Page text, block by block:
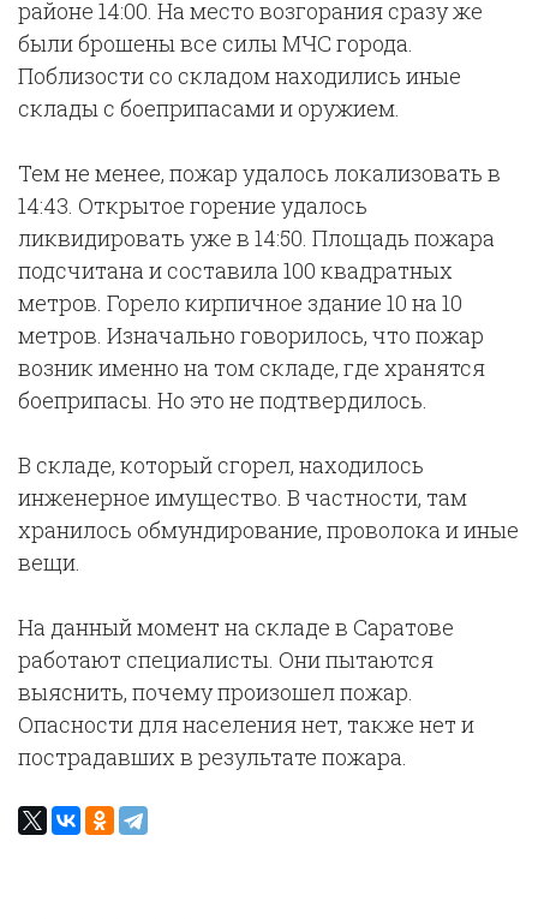
районе 14:00. На место возгорания сразу же
были брошены все силы МЧС города.
Поблизости со складом находились иные
склады с боеприпасами и оружием.
Тем не менее, пожар удалось локализовать в
14:43. Открытое горение удалось
ликвидировать уже в 14:50. Площадь пожара
подсчитана и составила 100 квадратных
метров. Горело кирпичное здание 10 на 10
метров. Изначально говорилось, что пожар
возник именно на том складе, где хранятся
боеприпасы. Но это не подтвердилось.
В складе, который сгорел, находилось
инженерное имущество. В частности, там
хранилось обмундирование, проволока и иные
вещи.
На данный момент на складе в Саратове
работают специалисты. Они пытаются
выяснить, почему произошел пожар.
Опасности для населения нет, также нет и
пострадавших в результате пожара.